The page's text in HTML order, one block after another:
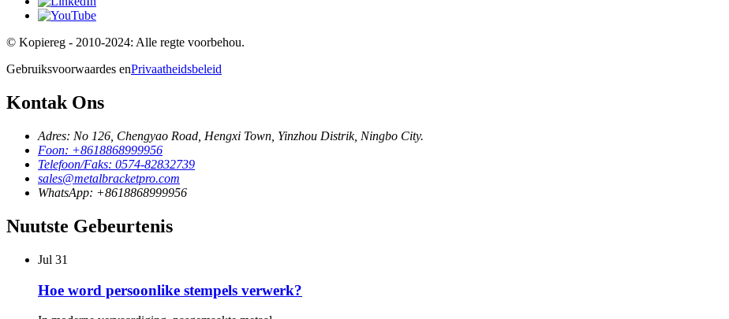
© Kopiereg - 2010-2024: Alle regte voorbehou.
Gebruiksvoorwaardes enPrivaatheidsbeleid
Kontak Ons
Adres: No 126, Chengyao Road, Hengxi Town, Yinzhou Distrik, Ningbo City.
Foon: +8618868999956
Telefoon/Faks: 0574-82832739
sales@metalbracketpro.com
WhatsApp: +8618868999956
Nuutste Gebeurtenis
Jul 31
Hoe word persoonlike stempels verwerk?